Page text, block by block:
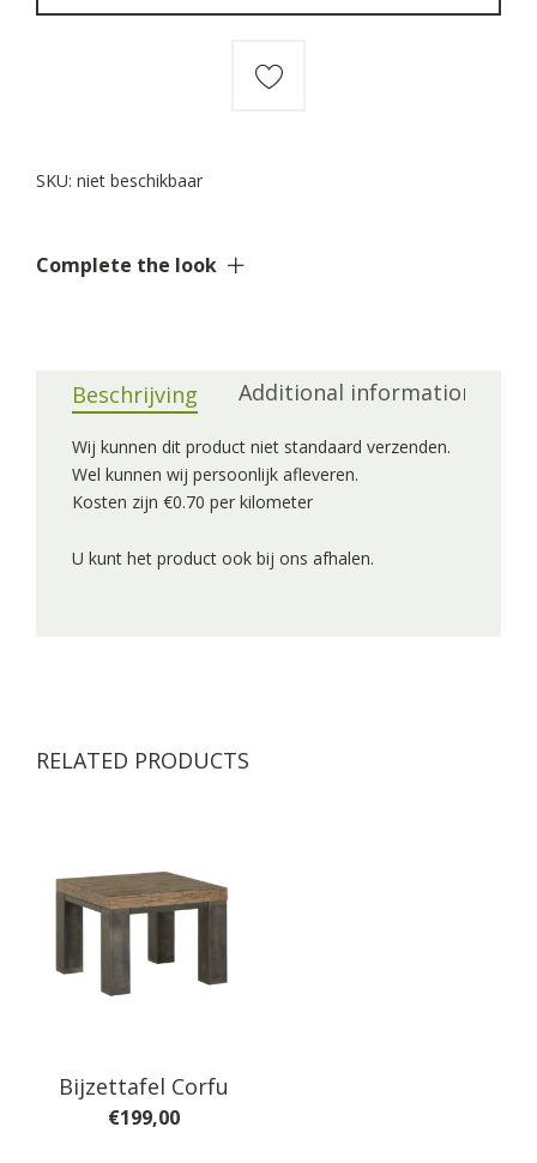
SKU: niet beschikbaar
Complete the look
Beschrijving Additional information
Wij kunnen dit product niet standaard verzenden.
Wel kunnen wij persoonlijk afleveren.
Kosten zijn €0.70 per kilometer
U kunt het product ook bij ons afhalen.
RELATED PRODUCTS
Bijzettafel Corfu
€199,00